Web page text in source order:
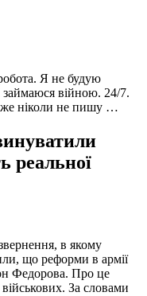
Я не будую
займаюся війною. 24/7.
ніколи не пишу …
реальної
в якому
що реформи в армії
Федорова. Про це
За словами